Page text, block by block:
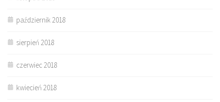
październik 2018
sierpień 2018
czerwiec 2018
kwiecień 2018